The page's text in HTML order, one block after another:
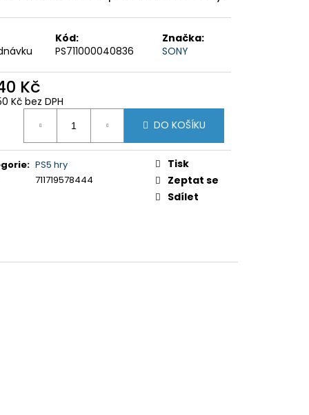
Kód:
PS711000040836
Značka:
SONY
Kč
Kč bez DPH
DO KOŠÍKU
: PS5 hry
711719578444
Tisk
Zeptat se
Sdílet